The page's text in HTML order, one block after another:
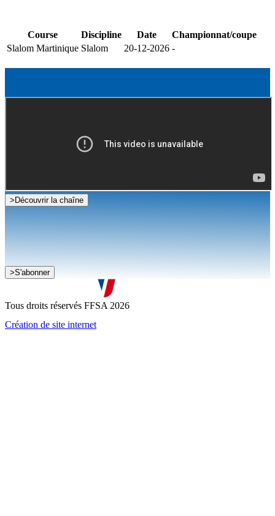
Course Discipline Date
Championnat/coupe
Slalom Martinique Slalom 20-12-2026 -
> Découvrir la chaîne
Je souhaite recevoir la newsletter de la FFSA
J'accepte que mes informations soient collectées conformément à
politique de confidentialité
>S'abonner
Tous droits réservés FFSA 2026
Création de site internet